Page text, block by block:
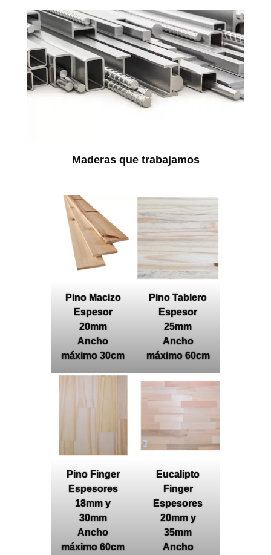
Maderas que trabajamos
Pino Macizo
Espesor
20mm
Ancho
máximo 30cm
Pino Tablero
Espesor
25mm
Ancho
máximo 60cm
Pino Finger
Espesores
18mm y
30mm
Ancho
máximo 60cm
Eucalipto
Finger
Espesores
20mm y
35mm
Ancho